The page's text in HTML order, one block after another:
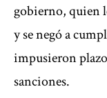
gobierno, quien
y se negó a
impusieron
sanciones.